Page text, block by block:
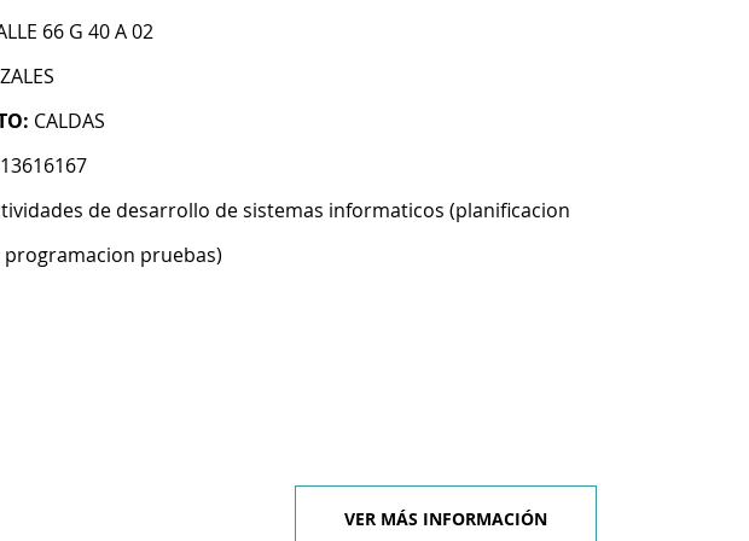
66 G 40 A 02
CALDAS
de desarrollo de sistemas informaticos (planificacion
pruebas)
VER MÁS INFORMACIÓN